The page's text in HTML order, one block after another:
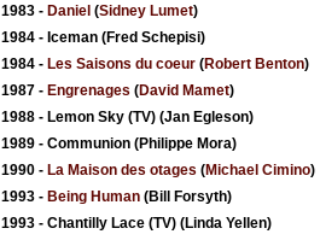
1983 - Daniel (Sidney Lumet)
1984 - Iceman (Fred Schepisi)
1984 - Les Saisons du coeur (Robert Benton)
1987 - Engrenages (David Mamet)
1988 - Lemon Sky (TV) (Jan Egleson)
1989 - Communion (Philippe Mora)
1990 - La Maison des otages (Michael Cimino)
1993 - Being Human (Bill Forsyth)
1993 - Chantilly Lace (TV) (Linda Yellen)